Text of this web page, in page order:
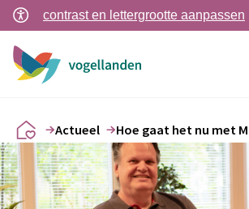
contrast en lettergrootte aanpassen
Actueel Hoe gaat het nu met